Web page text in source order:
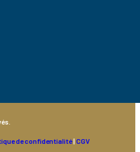
de confidentialité| CGV